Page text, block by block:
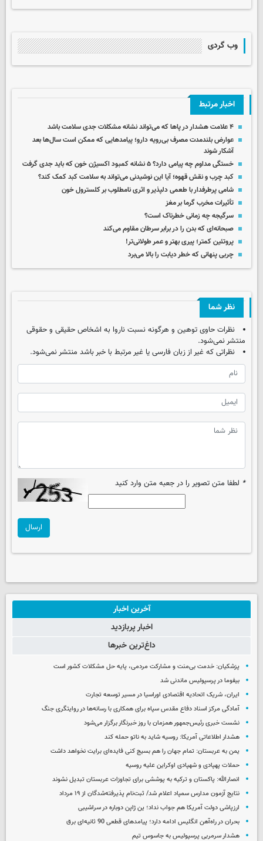
وب گردی
اخبار مرتبط
۴ علامت هشدار در پاها که می‌تواند نشانه مشکلات جدی سلامت باشد
عوارض بلندمدت مصرف بی‌رویه دارو؛ پیامدهایی که ممکن است سال‌ها بعد
آشکار شوند
خستگی مداوم چه پیامی دارد؟ ۵ نشانه کمبود اکسیژن خون که باید جدی گرفت
کبد چرب و نقش قهوه؛ آیا این نوشیدنی می‌تواند به سلامت کبد کمک کند؟
شامی پرطرفدار با طعمی دلپذیر و اثری نامطلوب بر کلسترول خون
تأثیرات مخرب گرما بر مغز
سرگیجه چه زمانی خطرناک است؟
صبحانه‌ای که بدن‌ را در برابر سرطان مقاوم‌ می‌کند
پروتئین کمتر؛ پیری بهتر و عمر طولانی‌تر!
چربی پنهانی که خطر دیابت را بالا می‌برد
نظر شما
نظرات حاوی توهین و هرگونه نسبت ناروا به اشخاص حقیقی و حقوقی
منتشر نمی‌شود.
نظراتی که غیر از زبان فارسی یا غیر مرتبط با خبر باشد منتشر نمی‌شود.
* لطفا متن تصویر را در جعبه متن وارد کنید
ارسال
آخرین اخبار
اخبار پربازدید
داغ‌ترین خبرها
پزشکیان: خدمت بی‌منت و مشارکت مردمی، پایه حل مشکلات کشور است
بیفوما در پرسپولیس ماندنی شد
ایران، شریک اتحادیه اقتصادی اوراسیا در مسیر توسعه تجارت
آمادگی مرکز اسناد دفاع مقدس سپاه برای همکاری با رسانه‌ها در روایتگری جنگ
نشست خبری رئیس‌جمهور همزمان با روز خبرنگار برگزار می‌شود
هشدار اطلاعاتی آمریکا: روسیه شاید به ناتو حمله کند
یمن به عربستان: تمام جهان را هم بسیج کنی فایده‌ای برایت نخواهد داشت
حملات پهپادی و شهپادی اوکراین علیه روسیه
انصارالله: پاکستان و ترکیه به پوششی برای تجاوزات عربستان تبدیل نشوند
نتایج آزمون مدارس سمپاد اعلام شد/ ثبت‌نام پذیرفته‌شدگان از ۱۹ مرداد
ارزپاشی دولت آمریکا هم جواب نداد؛ ین ژاپن دوباره در سراشیبی
بحران در راه‌آهن انگلیس ادامه دارد؛ پیامدهای قطعی 90 ثانیه‌ای برق
هشدار سرمربی پرسپولیس به جاسوس تیم